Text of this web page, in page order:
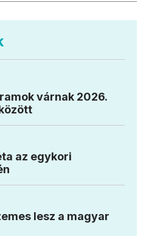
várnak 2026.
az egykori
lesz a magyar